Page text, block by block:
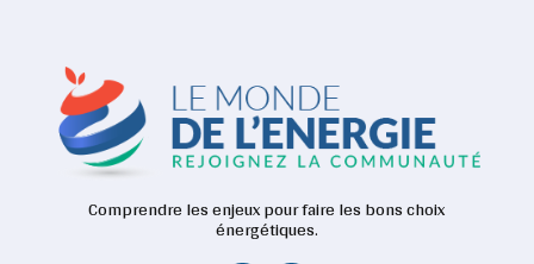
Comprendre les enjeux pour faire les bons choix
énergétiques.